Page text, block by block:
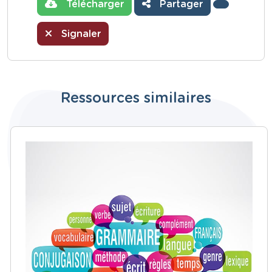
Télécharger Partager
Signaler
Ressources similaires